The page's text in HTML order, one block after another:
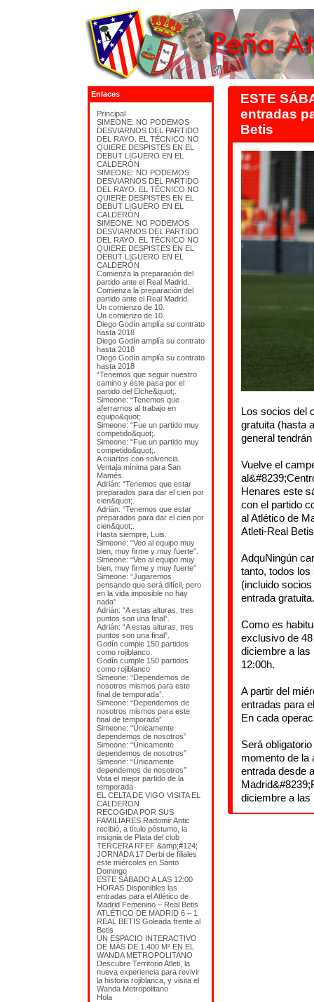
Enlaces
Principal
SIMEONE: NO PODEMOS
DESVIARNOS DEL PARTIDO
DEL RAYO. EL TÉCNICO NO
QUIERE DESPISTES EN EL
DEBUT LIGUERO EN EL
CALDERÓN
SIMEONE: NO PODEMOS
DESVIARNOS DEL PARTIDO
DEL RAYO. EL TÉCNICO NO
QUIERE DESPISTES EN EL
DEBUT LIGUERO EN EL
CALDERÓN
SIMEONE: NO PODEMOS
DESVIARNOS DEL PARTIDO
DEL RAYO. EL TÉCNICO NO
QUIERE DESPISTES EN EL
DEBUT LIGUERO EN EL
CALDERÓN
Comienza la preparación del
partido ante el Real Madrid.
Comienza la preparación del
partido ante el Real Madrid.
Un comienzo de 10.
Un comienzo de 10.
Diego Godín amplía su contrato
hasta 2018
Diego Godín amplía su contrato
hasta 2018
Diego Godín amplía su contrato
hasta 2018
“Tenemos que seguir nuestro
camino y éste pasa por el
partido del Elche&quot;.
Simeone: “Tenemos que
aferrarnos al trabajo en
equipo&quot;.
Simeone: “Fue un partido muy
competido&quot;.
Simeone: “Fue un partido muy
competido&quot;.
A cuartos con solvencia.
Ventaja mínima para San
Mamés.
Adrián: “Tenemos que estar
preparados para dar el cien por
cien&quot;.
Adrián: “Tenemos que estar
preparados para dar el cien por
cien&quot;.
Hasta siempre, Luis.
Simeone: “Veo al equipo muy
bien, muy firme y muy fuerte”.
Simeone: “Veo al equipo muy
bien, muy firme y muy fuerte”
Simeone: “Jugaremos
pensando que será difícil, pero
en la vida imposible no hay
nada”
Adrián: “A estas alturas, tres
puntos son una final”.
Adrián: “A estas alturas, tres
puntos son una final”.
Godín cumple 150 partidos
como rojiblanco.
Godín cumple 150 partidos
como rojiblanco
Simeone: “Dependemos de
nosotros mismos para este
final de temporada”.
Simeone: “Dependemos de
nosotros mismos para este
final de temporada”
Simeone: “Únicamente
dependemos de nosotros”
Simeone: “Únicamente
dependemos de nosotros”
Simeone: “Únicamente
dependemos de nosotros”
Vota el mejor partido de la
temporada
EL CELTA DE VIGO VISITA EL
CALDERON
RECOGIDA POR SUS
FAMILIARES Radomir Antic
recibió, a título póstumo, la
insignia de Plata del club
TERCERA RFEF &amp;#124;
JORNADA 17 Derbi de filiales
este miércoles en Santo
Domingo
ESTE SÁBADO A LAS 12:00
HORAS Disponibles las
entradas para el Atlético de
Madrid Femenino – Real Betis
ATLÉTICO DE MADRID 6 – 1
REAL BETIS Goleada frente al
Betis
UN ESPACIO INTERACTIVO
DE MÁS DE 1.400 M² EN EL
WANDA METROPOLITANO
Descubre Territorio Atleti, la
nueva experiencia para revivir
la historia rojiblanca, y visita el
Wanda Metropolitano
Hola
ESTE
entradas
Betis
Los socios del
gratuita (hasta
general
Vuelve el
Henares este
con el partido
al Atlético de
Atleti-Real
AdquNingún
tanto, todos
(incluido
entrada
Como es
exclusivo de
diciembre a las
12:00h.
A partir del
entradas para
En cada
Será
momento de la
entrada desde
diciembre a las